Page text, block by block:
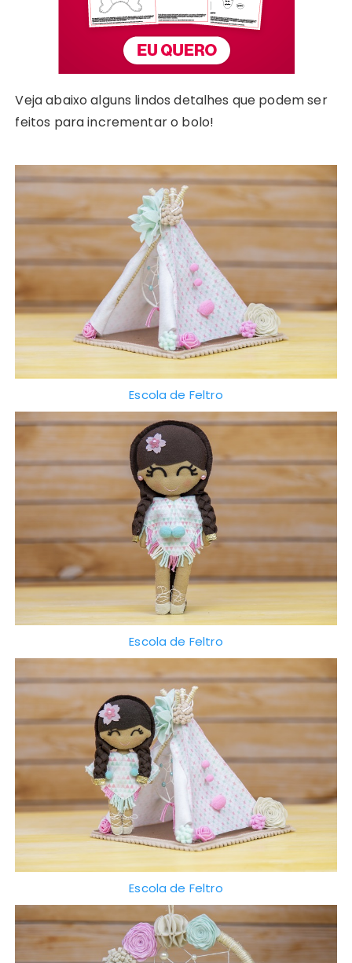
Veja abaixo alguns lindos detalhes que podem ser
feitos para incrementar o bolo!
Escola de Feltro
Escola de Feltro
Escola de Feltro